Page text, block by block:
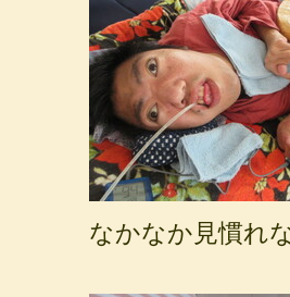
なかなか見慣れ